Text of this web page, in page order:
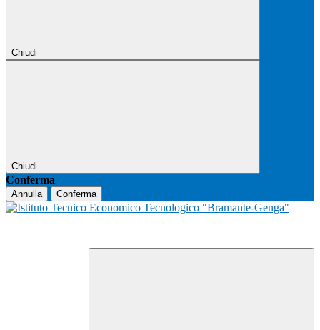
Chiudi
Chiudi
Conferma
Annulla Conferma